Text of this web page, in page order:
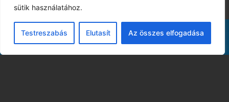
sütik használatához.
Testreszabás Elutasít Az összes elfogadása